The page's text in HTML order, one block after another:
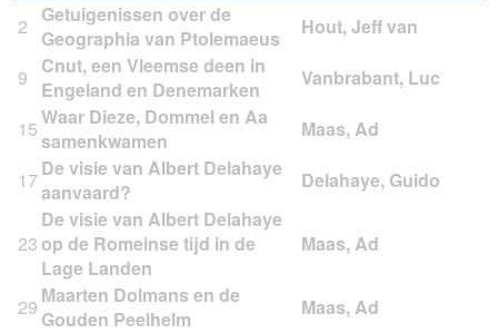
2
Getuigenissen over de
Geographia van Ptolemaeus
9
Cnut, een Vleemse deen in
Engeland en Denemarken
15Waar Dieze, Dommel en Aa
samenkwamen
17 De visie van Albert Delahaye
aanvaard?
23
De visie van Albert Delahaye
op de Romeinse tijd in de
Lage Landen
29 Maarten Dolmans en de
Gouden Peelhelm